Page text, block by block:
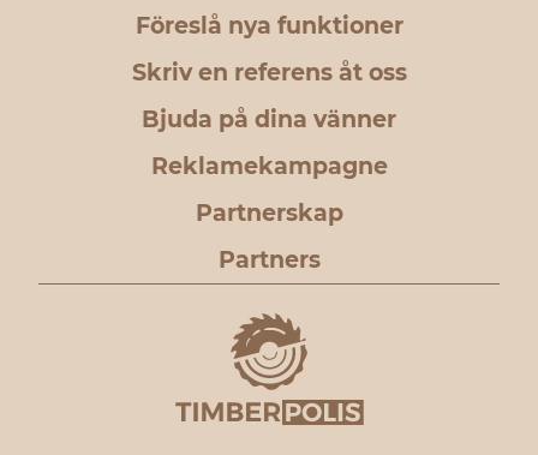
Föreslå nya funktioner
Skriv en referens åt oss
Bjuda på dina vänner
Reklamekampagne
Partnerskap
Partners